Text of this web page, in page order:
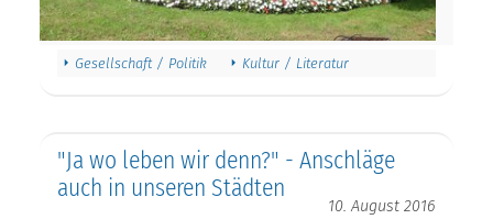
Gesellschaft / Politik Kultur / Literatur
"Ja wo leben wir denn?" - Anschläge
auch in unseren Städten
10. August 2016